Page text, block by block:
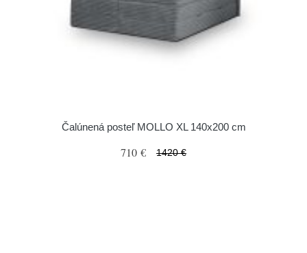
Čalúnená posteľ MOLLO XL 140x200 cm
710 € 1420 €